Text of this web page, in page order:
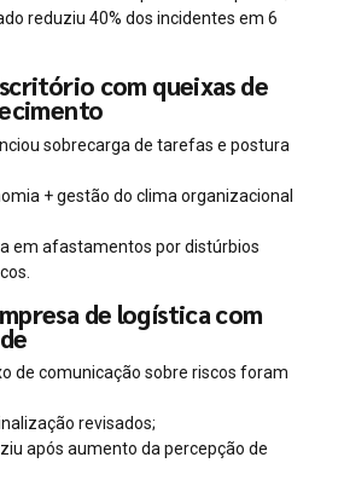
reduziu 40% dos incidentes em 6
com queixas de
sobrecarga de tarefas e postura
+ gestão do clima organizacional
em afastamentos por distúrbios
de logística com
de comunicação sobre riscos foram
revisados;
após aumento da percepção de